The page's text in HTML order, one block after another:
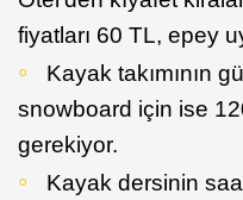
fiyatları 60 TL, epey
Kayak takımının
snowboard için ise
gerekiyor.
Kayak dersinin